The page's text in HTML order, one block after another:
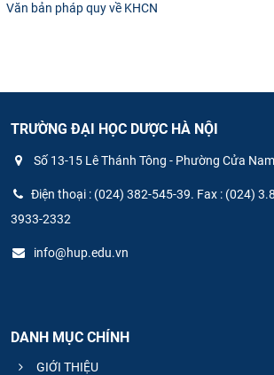
Văn bản pháp quy về KHCN
TRƯỜNG ĐẠI HỌC DƯỢC HÀ NỘI
Số 13-15 Lê Thánh Tông - Phường Cửa
Điện thoại : (024) 382-545-39. Fax : (024)
3933-2332
info@hup.edu.vn
DANH MỤC CHÍNH
GIỚI THIỆU